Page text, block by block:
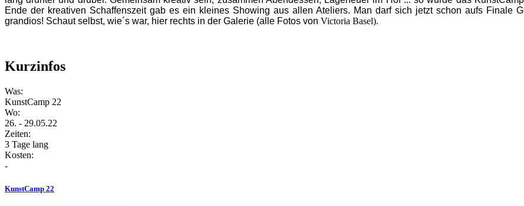
Ende der kreativen Schaffenszeit gab es ein kleines Showing aus allen Ateliers. Man darf sich jetzt schon aufs Finale
grandios! Schaut selbst, wie´s war, hier rechts in der Galerie (alle Fotos von Victoria Basel).
Kurzinfos
Was:
KunstCamp 22
Wo:
26. - 29.05.22
Zeiten:
3 Tage lang
Kosten:
-
KunstCamp 22